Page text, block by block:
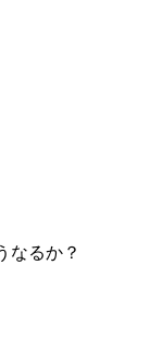
なるか？